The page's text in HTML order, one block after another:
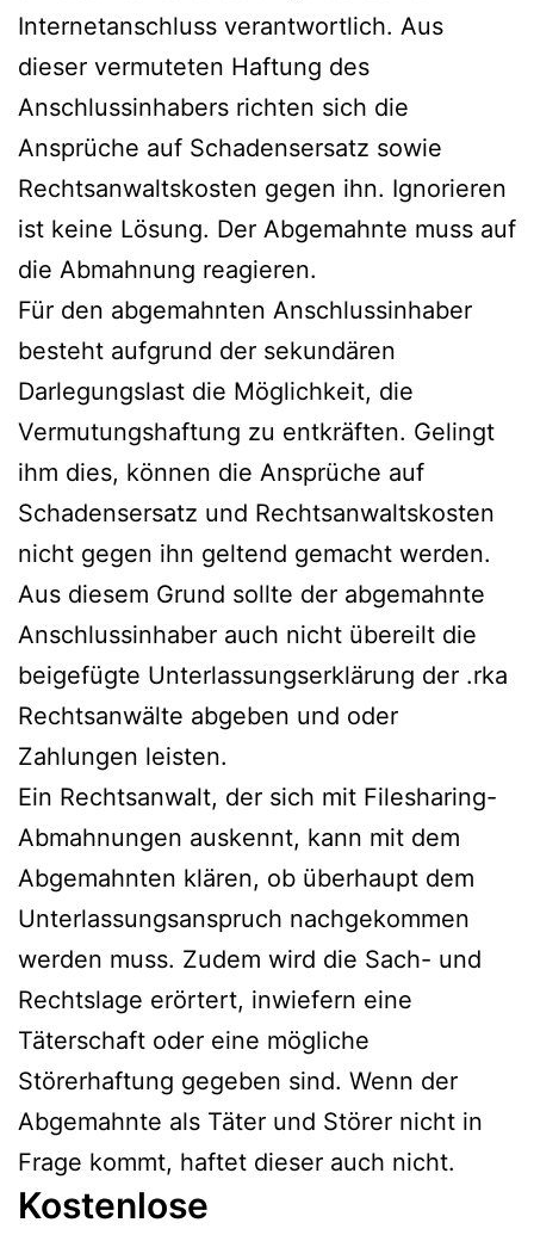
Internetanschluss verantwortlich. Aus
dieser vermuteten Haftung des
Anschlussinhabers richten sich die
Ansprüche auf Schadensersatz sowie
Rechtsanwaltskosten gegen ihn. Ignorieren
ist keine Lösung. Der Abgemahnte muss auf
die Abmahnung reagieren.
Für den abgemahnten Anschlussinhaber
besteht aufgrund der sekundären
Darlegungslast die Möglichkeit, die
Vermutungshaftung zu entkräften. Gelingt
ihm dies, können die Ansprüche auf
Schadensersatz und Rechtsanwaltskosten
nicht gegen ihn geltend gemacht werden.
Aus diesem Grund sollte der abgemahnte
Anschlussinhaber auch nicht übereilt die
beigefügte Unterlassungserklärung der .rka
Rechtsanwälte abgeben und oder
Zahlungen leisten.
Ein Rechtsanwalt, der sich mit Filesharing-
Abmahnungen auskennt, kann mit dem
Abgemahnten klären, ob überhaupt dem
Unterlassungsanspruch nachgekommen
werden muss. Zudem wird die Sach- und
Rechtslage erörtert, inwiefern eine
Täterschaft oder eine mögliche
Störerhaftung gegeben sind. Wenn der
Abgemahnte als Täter und Störer nicht in
Frage kommt, haftet dieser auch nicht.
Kostenlose